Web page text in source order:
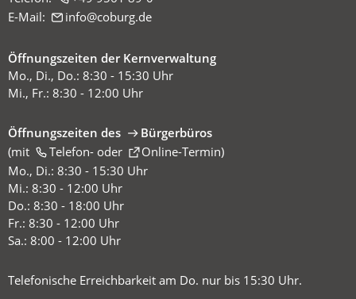
E-Mail:
info coburg de
Öffnungszeiten der Kernverwaltung
Mo., Di., Do.: 8:30 - 15:30 Uhr
Mi., Fr.: 8:30 - 12:00 Uhr
Öffnungszeiten des
Bürgerbüros
(mit
Telefon-oder Online-Termin
(Öffnet
in
einem
neuen
Tab)
)
Mo., Di.: 8:30 - 15:30 Uhr
Mi.: 8:30 - 12:00 Uhr
Do.: 8:30 - 18:00 Uhr
Fr.: 8:30 - 12:00 Uhr
Sa.: 8:00 - 12:00 Uhr
Telefonische Erreichbarkeit am Do. nur bis 15:30 Uhr.